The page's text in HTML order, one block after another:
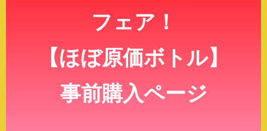
フェア！
【ほぼ原価ボトル】
事前購入ページ